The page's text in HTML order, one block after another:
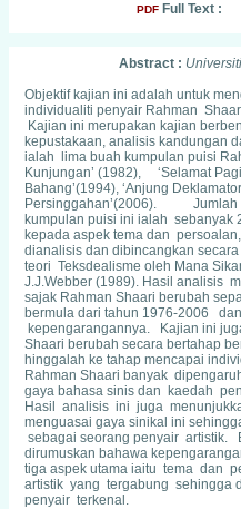
PDF Full Text :
Abstract :
Objektif kajian ini adalah untuk
individualiti penyair Rahman
Kajian ini merupakan kajian
kepustakaan, analisis kandungan
ialah lima buah kumpulan puisi
Kunjungan’ (1982), ‘Selamat
Bahang’(1994), ‘Anjung
Persinggahan’(2006). Jumlah
kumpulan puisi ini ialah sebanyak
kepada aspek tema dan
dianalisis dan dibincangkan
teori Teksdealisme oleh Mana
J.J.Webber (1989). Hasil analisis
sajak Rahman Shaari berubah
bermula dari tahun 1976-2006
kepengarangannya. Kajian ini
Shaari berubah secara bertahap
hinggalah ke tahap mencapai
Rahman Shaari banyak
gaya bahasa sinis dan kaedah
Hasil analisis ini juga
menguasai gaya sinikal ini
sebagai seorang penyair artistik.
dirumuskan bahawa
tiga aspek utama iaitu tema
artistik yang tergabung sehingga
penyair terkenal.